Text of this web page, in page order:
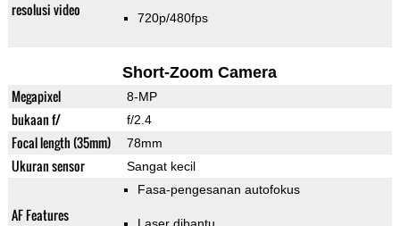
resolusi video 720p/480fps
Short-Zoom Camera
Megapixel 8-MP
bukaan f/ f/2.4
Focal length (35mm) 78mm
Ukuran sensor Sangat kecil
AF Features
Fasa-pengesanan autofokus